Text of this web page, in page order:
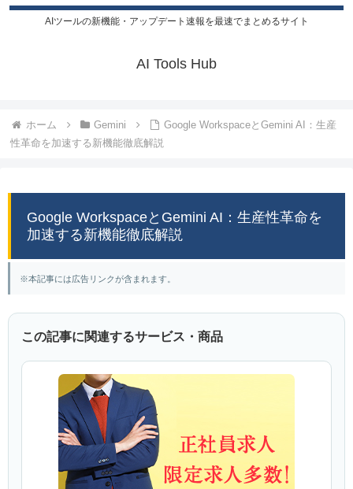
AIツールの新機能・アップデート速報を最速でまとめるサイト
AI Tools Hub
ホーム Gemini
Google WorkspaceとGemini AI：生産
性革命を加速する新機能徹底解説
Google WorkspaceとGemini AI：生産性革命を
加速する新機能徹底解説
※本記事には広告リンクが含まれます。
この記事に関連するサービス・商品